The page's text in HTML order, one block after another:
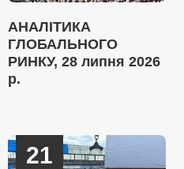
АНАЛІТИКА
ГЛОБАЛЬНОГО
РИНКУ, 28 липня 2026
р.
21